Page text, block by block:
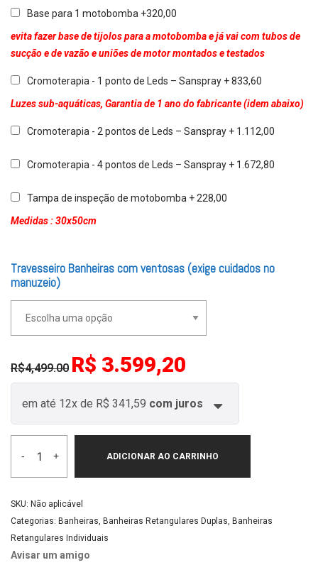
Base para 1 motobomba +320,00
evita fazer base de tijolos para a motobomba e já vai com tubos de
sucção e de vazão e uniões de motor montados e testados
Cromoterapia - 1 ponto de Leds – Sanspray + 833,60
Luzes sub-aquáticas, Garantia de 1 ano do fabricante (idem abaixo)
Cromoterapia - 2 pontos de Leds – Sanspray + 1.112,00
Cromoterapia - 4 pontos de Leds – Sanspray + 1.672,80
Tampa de inspeção de motobomba + 228,00
Medidas : 30x50cm
Travesseiro Banheiras com ventosas (exige cuidados no
manuzeio)
R$4,499.00 R$ 3.599,20
em até 12x de R$ 341,59 com juros
- + ADICIONAR AO CARRINHO
SKU: Não aplicável
Categorias: Banheiras, Banheiras Retangulares Duplas, Banheiras
Retangulares Individuais
Avisar um amigo